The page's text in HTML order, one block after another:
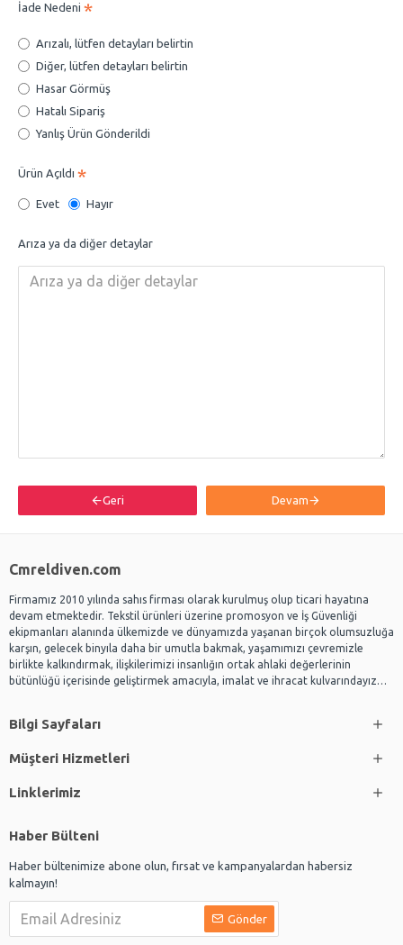
İade Nedeni
Arızalı, lütfen detayları belirtin
Diğer, lütfen detayları belirtin
Hasar Görmüş
Hatalı Sipariş
Yanlış Ürün Gönderildi
Ürün Açıldı
Evet Hayır
Arıza ya da diğer detaylar
Geri Devam
Cmreldiven.com
Firmamız 2010 yılında sahıs firması olarak kurulmuş olup ticari hayatına
devam etmektedir. Tekstil ürünleri üzerine promosyon ve İş Güvenliği
ekipmanları alanında ülkemizde ve dünyamızda yaşanan birçok olumsuzluğa
karşın, gelecek binyıla daha bir umutla bakmak, yaşamımızı çevremizle
birlikte kalkındırmak, ilişkilerimizi insanlığın ortak ahlaki değerlerinin
bütünlüğü içerisinde geliştirmek amacıyla, imalat ve ihracat kulvarındayız…
Bilgi Sayfaları
Müşteri Hizmetleri
Linklerimiz
Haber Bülteni
Haber bültenimize abone olun, fırsat ve kampanyalardan habersiz
kalmayın!
Gönder